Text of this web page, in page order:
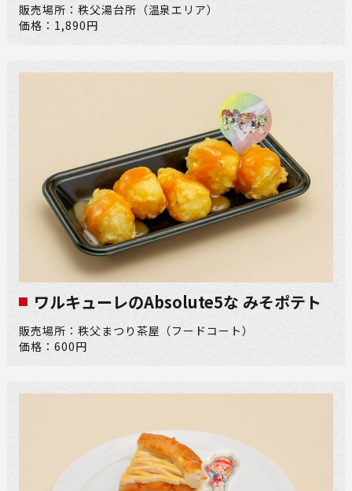
販売場所：秩父湯台所（温泉エリア）
価格：1,890円
ワルキューレのAbsolute5な みそポテト
販売場所：秩父まつり茶屋（フードコート）
価格：600円